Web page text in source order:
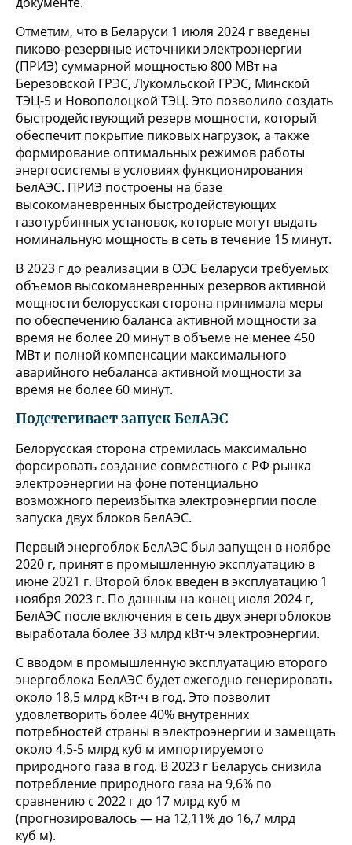
Отметим, что в Беларуси 1 июля 2024 г введены
пиково-резервные источники электроэнергии
(ПРИЭ) суммарной мощностью 800 МВт на
Березовской ГРЭС, Лукомльской ГРЭС, Минской
ТЭЦ-5 и Новополоцкой ТЭЦ. Это позволило создать
быстродействующий резерв мощности, который
обеспечит покрытие пиковых нагрузок, а также
формирование оптимальных режимов работы
энергосистемы в условиях функционирования
БелАЭС. ПРИЭ построены на базе
высокоманевренных быстродействующих
газотурбинных установок, которые могут выдать
номинальную мощность в сеть в течение 15 минут.
В 2023 г до реализации в ОЭС Беларуси требуемых
объемов высокоманевренных резервов активной
мощности белорусская сторона принимала меры
по обеспечению баланса активной мощности за
время не более 20 минут в объеме не менее 450
МВт и полной компенсации максимального
аварийного небаланса активной мощности за
время не более 60 минут.
Подстегивает запуск БелАЭС
Белорусская сторона стремилась максимально
форсировать создание совместного с РФ рынка
электроэнергии на фоне потенциально
возможного переизбытка электроэнергии после
запуска двух блоков БелАЭС.
Первый энергоблок БелАЭС был запущен в ноябре
2020 г, принят в промышленную эксплуатацию в
июне 2021 г. Второй блок введен в эксплуатацию 1
ноября 2023 г. По данным на конец июля 2024 г,
БелАЭС после включения в сеть двух энергоблоков
выработала более 33 млрд кВт∙ч электроэнергии.
С вводом в промышленную эксплуатацию второго
энергоблока БелАЭС будет ежегодно генерировать
около 18,5 млрд кВт∙ч в год. Это позволит
удовлетворить более 40% внутренних
потребностей страны в электроэнергии и замещать
около 4,5-5 млрд куб м импортируемого
природного газа в год. В 2023 г Беларусь снизила
потребление природного газа на 9,6% по
сравнению с 2022 г до 17 млрд куб м
(прогнозировалось — на 12,11% до 16,7 млрд
куб м).